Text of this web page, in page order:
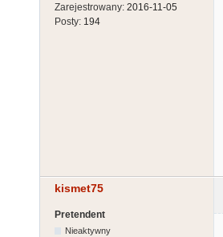
Zarejestrowany: 2016-11-05
Posty: 194
kismet75
Pretendent
Nieaktywny